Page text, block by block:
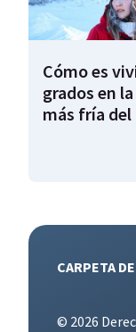
Cómo es
grados en
más fría
CARPETA
© 2026